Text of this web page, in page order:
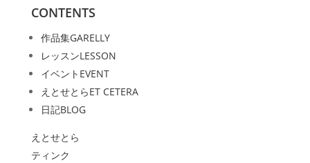
CONTENTS
作品集GARELLY
レッスンLESSON
イベント EVENT
えとせとらET CETERA
日記BLOG
えとせとら
ティンク